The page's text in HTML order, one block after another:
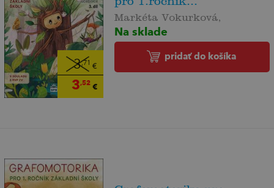
3,71 €
3,52€
Markéta Vokurková,
Na sklade
pridať do košíka